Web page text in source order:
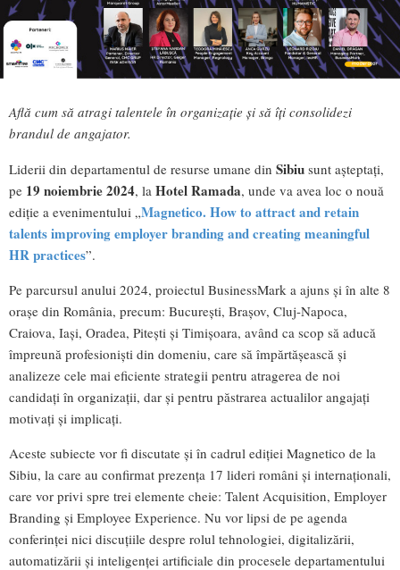
Află cum să atragi talentele în organizație și să îți consolidezi
brandul de angajator.
Liderii din departamentul de resurse umane din Sibiu sunt așteptați,
pe 19 noiembrie 2024, la Hotel Ramada, unde va avea loc o nouă
ediție a evenimentului „Magnetico. How to attract and retain
talents improving employer branding and creating meaningful
HR practices”.
Pe parcursul anului 2024, proiectul BusinessMark a ajuns și în alte 8
orașe din România, precum: București, Brașov, Cluj-Napoca,
Craiova, Iași, Oradea, Pitești și Timișoara, având ca scop să aducă
împreună profesioniști din domeniu, care să împărtășească și
analizeze cele mai eficiente strategii pentru atragerea de noi
candidați în organizații, dar și pentru păstrarea actualilor angajați
motivați și implicați.
Aceste subiecte vor fi discutate și în cadrul ediției Magnetico de la
Sibiu, la care au confirmat prezența 17 lideri români și internaționali,
care vor privi spre trei elemente cheie: Talent Acquisition, Employer
Branding și Employee Experience. Nu vor lipsi de pe agenda
conferinței nici discuțiile despre rolul tehnologiei, digitalizării,
automatizării și inteligenței artificiale din procesele departamentului